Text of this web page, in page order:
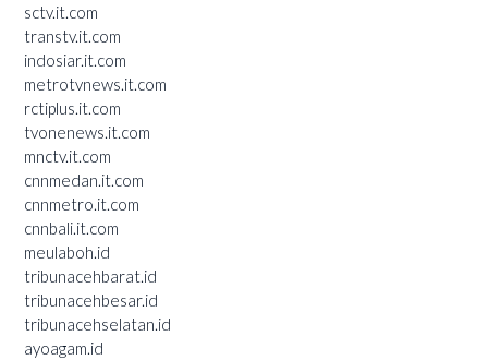
sctv.it.com
transtv.it.com
indosiar.it.com
metrotvnews.it.com
rctiplus.it.com
tvonenews.it.com
mnctv.it.com
cnnmedan.it.com
cnnmetro.it.com
cnnbali.it.com
meulaboh.id
tribunacehbarat.id
tribunacehbesar.id
tribunacehselatan.id
ayoagam.id